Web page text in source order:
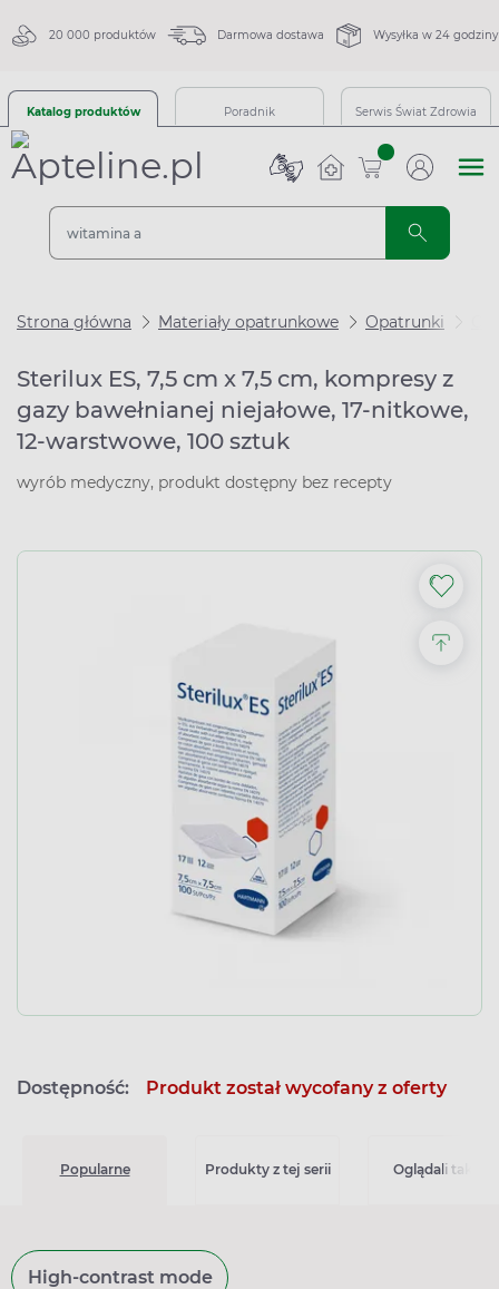
20 000 produktów Darmowa dostawa Wysyłka w 24 godziny
Katalog produktów Poradnik Serwis Świat Zdrowia
sztuk
Strona główna Materiały opatrunkowe Opatrunki
Sterilux ES, 7,5 cm x 7,5 cm, kompresy z
gazy bawełnianej niejałowe, 17-nitkowe,
12-warstwowe, 100 sztuk
wyrób medyczny, produkt dostępny bez recepty
Dostępność: Produkt został wycofany z oferty
Popularne Produkty z tej serii Oglądali także
High-contrast mode